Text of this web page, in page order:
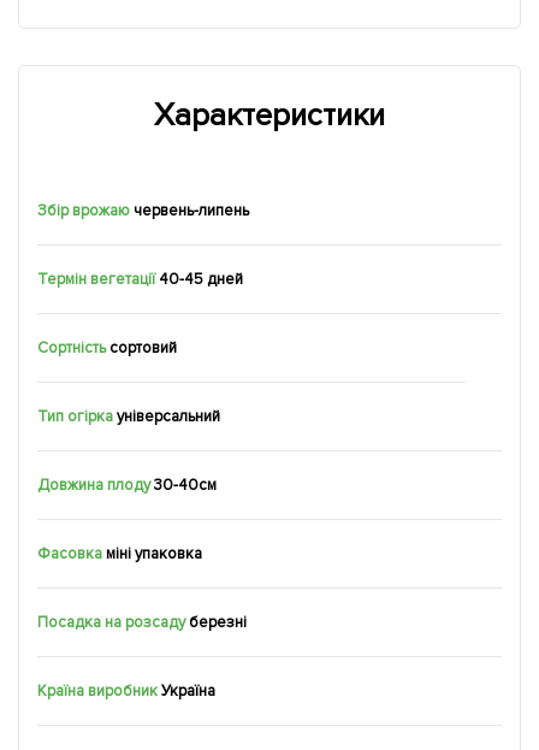
Характеристики
Збір врожаючервень-липень
Термін вегетації 40-45 дней
Сортність сортовий
Тип огіркауніверсальний
Довжина плоду 30-40см
Фасовкаміні упаковка
Посадка на розсаду березні
Країна виробник Україна